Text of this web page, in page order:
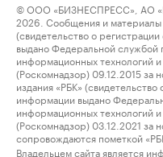
© ООО «БИЗНЕСПРЕСС», АО
2026. Сообщения и материалы
(свидетельство о
выдано Федеральной службой
информационных технологий
(Роскомнадзор) 09.12.2015
издания «РБК»
информации выдано
информационных технологий
(Роскомнадзор) 03.12.2021
сопровождаются пометкой
Владельцем сайта является